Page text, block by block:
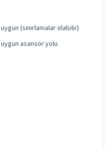
(sınırlamalar olabilir)
asansör yolu